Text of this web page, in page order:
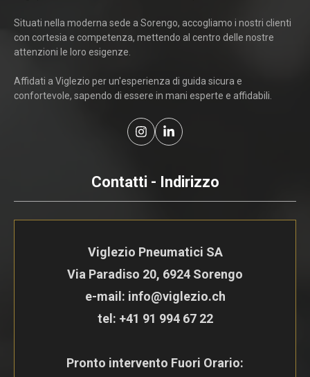
Situati nella moderna sede a Sorengo, accogliamo i nostri clienti
con cortesia e competenza, mettendo al centro delle nostre
attenzioni le loro esigenze.
Affidati a Viglezio per un'esperienza di guida sicura e
confortevole, sapendo di essere in mani esperte e affidabili.
Contatti - Indirizzo
Viglezio Pneumatici SA
Via Paradiso 20, 6924 Sorengo
e-mail: info@viglezio.ch
tel: +41 91 994 67 22
Pronto intervento Fuori Orario: